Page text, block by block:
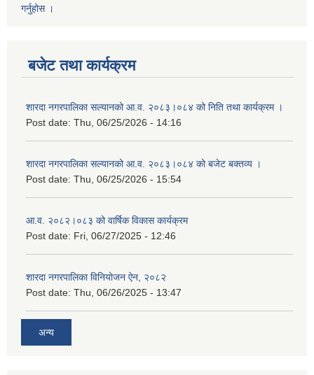
गर्नुहोस ।
बजेट तथा कार्यक्रम
शारदा नगरपालिका सल्यानको आ.व. २०८३।०८४ को निति तथा कार्यक्रम ।
Post date: Thu, 06/25/2026 - 14:16
शारदा नगरपालिका सल्यानको आ.व. २०८३।०८४ को बजेट बक्तव्य ।
Post date: Thu, 06/25/2026 - 15:54
आ.व. २०८२।०८३ को वार्षिक विकास कार्यक्रम
Post date: Fri, 06/27/2025 - 12:46
शारदा नगरपालिका विनियोजन ऐन, २०८२
Post date: Thu, 06/26/2025 - 13:47
अन्य